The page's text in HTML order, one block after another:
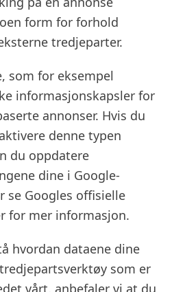
form for forhold
tredjeparter.
som for eksempel
informasjonskapsler for
annonser. Hvis du
denne typen
du oppdatere
dine i Google-
se Googles offisielle
for mer informasjon.
hvordan dataene dine
som er
vårt, anbefaler vi at du